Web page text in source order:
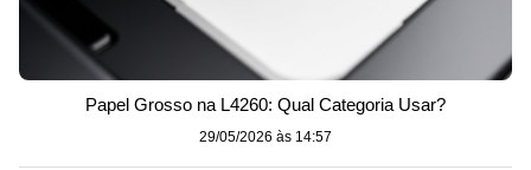
Papel Grosso na L4260: Qual Categoria Usar?
29/05/2026 às 14:57